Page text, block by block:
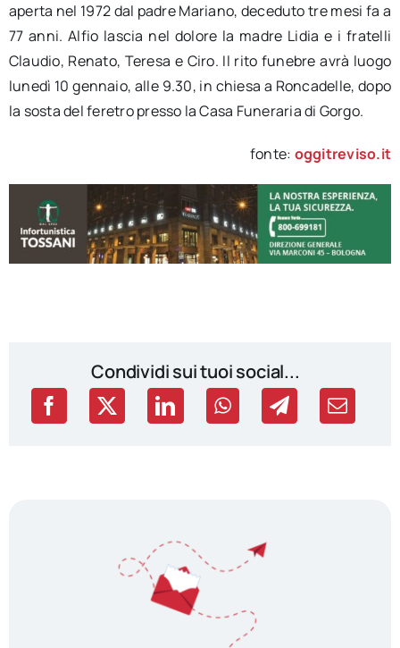
aperta nel 1972 dal padre Mariano, deceduto tre mesi fa a
77 anni. Alfio lascia nel dolore la madre Lidia e i fratelli
Claudio, Renato, Teresa e Ciro. Il rito funebre avrà luogo
lunedì 10 gennaio, alle 9.30, in chiesa a Roncadelle, dopo
la sosta del feretro presso la Casa Funeraria di Gorgo.
fonte: oggitreviso.it
Condividi sui tuoi social...